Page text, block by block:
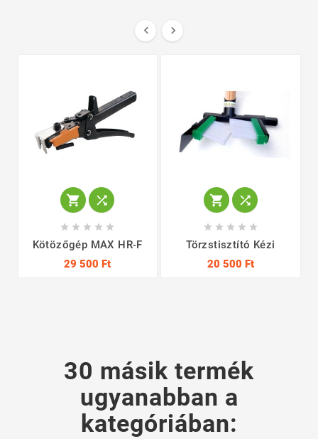
 
 
    
Kötözőgép MAX HR-F
29 500 Ft
 
    
Törzstisztító Kézi
20 500 Ft
30 másik termék
ugyanabban a
kategóriában: